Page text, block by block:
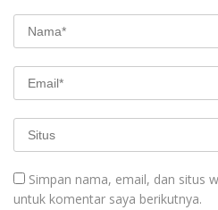
Simpan nama, email, dan situs
untuk komentar saya berikutnya.